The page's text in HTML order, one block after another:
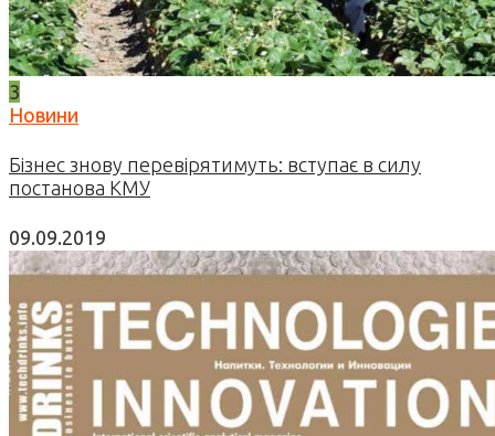
3
Новини
Бізнес знову перевірятимуть: вступає в силу
постанова КМУ
09.09.2019